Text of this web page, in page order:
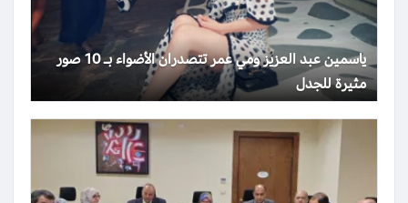
ياسمين عبد العزيز ومي عمر تتصدران الأضواء بـ 10 صور
مثيرة للجدل